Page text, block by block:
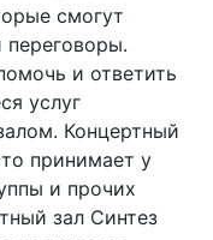
смогут
и ответить
услуг
Концертный
принимает у
и прочих
зал Синтез